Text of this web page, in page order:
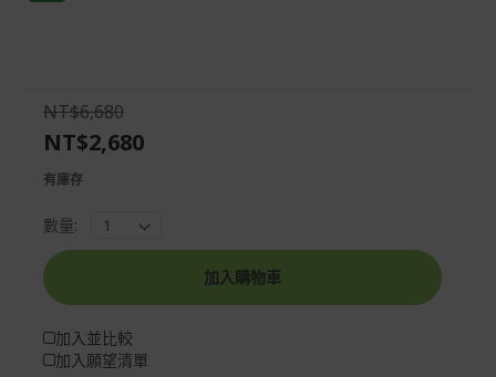
to
images
gallery
Skip
the
images
NT$6,680
NT$2,680
有庫存
數量:
加入購物車
加入並比較
加入願望清單